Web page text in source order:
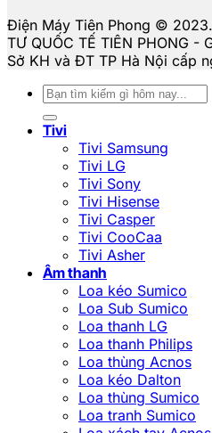
Điện Máy Tiên Phong ©
TƯ QUỐC TẾ TIÊN PHONG -
Sở KH và ĐT TP Hà Nội cấp
Tìm
kiếm:
Tivi
Tivi Samsung
Tivi LG
Tivi Sony
Tivi Hisense
Tivi Casper
Tivi CooCaa
Tivi Asher
Âm thanh
Loa kéo Sumico
Loa Sub Sumico
Loa thanh LG
Loa thanh Philips
Loa thùng Acnos
Loa kéo Dalton
Loa thùng Sumico
Loa tranh Sumico